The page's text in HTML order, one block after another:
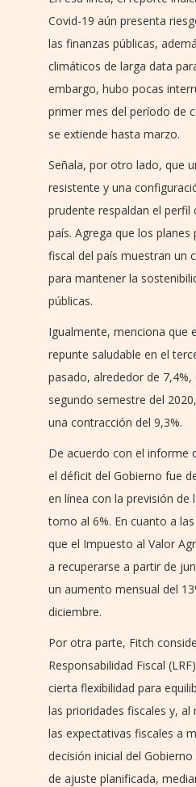
Covid-19 aún presenta
las finanzas públicas,
climáticos de larga data
embargo, hubo pocas
primer mes del período de
se extiende hasta marzo.
Señala, por otro lado, que
resistente y una
prudente respaldan el perfil
país. Agrega que los planes
fiscal del país muestran un
para mantener la
públicas.
Igualmente, menciona que
repunte saludable en el
pasado, alrededor de
segundo semestre del
una contracción del 9,3%.
De acuerdo con el informe
el déficit del Gobierno fue
en línea con la previsión de
torno al 6%. En cuanto a
que el Impuesto al Valor
a recuperarse a partir de
un aumento mensual del
diciembre.
Por otra parte, Fitch
Responsabilidad Fiscal
cierta flexibilidad para
las prioridades fiscales y,
las expectativas fiscales a
decisión inicial del
de ajuste planificada,